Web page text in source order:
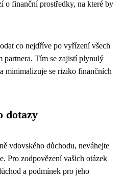
o finanční prostředky, na které by
co nejdříve po vyřízení všech
partnera. Tím se zajistí plynulý
minimalizuje se riziko finančních
dotazy
vdovského důchodu, neváhejte
Pro zodpovězení vašich otázek
a podmínek pro jeho